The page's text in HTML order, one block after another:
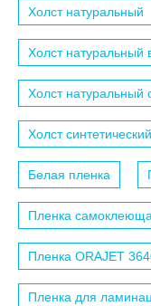
Холст натуральный
Холст натуральный
Холст натуральный
Холст синтетический
Белая пленка
Пленка
Пленка ORAJET
Пленка для